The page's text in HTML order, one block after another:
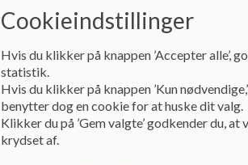
Dokumenter
Cookieindstillinger
Hvis du klikker på knappen ’Accepter
statistik.
Hvis du klikker på knappen ’Kun
benytter dog en cookie for at huske dit valg.
Klikker du på ’Gem valgte’ godkender du,
krydset af.